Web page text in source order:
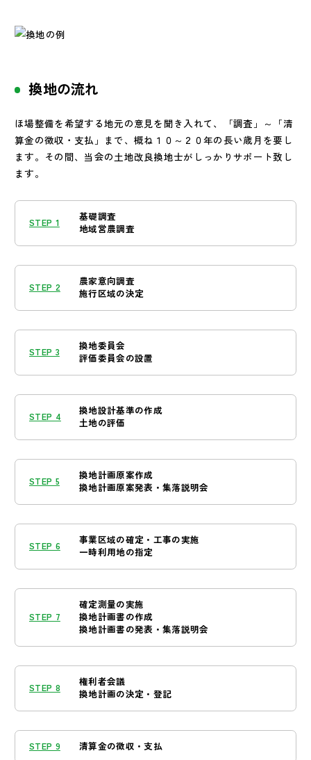
換地の流れ
ほ場整備を希望する地元の意見を聞き入れて、「調査」～「清
算金の徴収・支払」まで、概ね１０～２０年の長い歳月を要し
ます。その間、当会の土地改良換地士がしっかりサポート致し
ます。
STEP 1
基礎調査
地域営農調査
STEP 2
農家意向調査
施行区域の決定
STEP 3
換地委員会
評価委員会の設置
STEP 4
換地設計基準の作成
土地の評価
STEP 5
換地計画原案作成
換地計画原案発表・集落説明会
STEP 6
事業区域の確定・工事の実施
一時利用地の指定
STEP 7
確定測量の実施
換地計画書の作成
換地計画書の発表・集落説明会
STEP 8
権利者会議
換地計画の決定・登記
STEP 9 清算金の徴収・支払